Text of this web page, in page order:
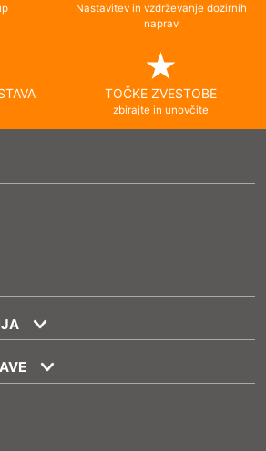
Nastavitev in vzdrževanje dozirnih
naprav
TOČKE ZVESTOBE
zbirajte in unovčite